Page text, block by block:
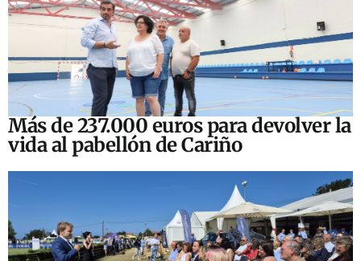
Más de 237.000 euros para devolver la
vida al pabellón de Cariño